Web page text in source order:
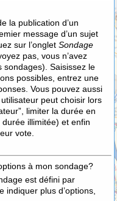
la publication d’un
message d’un sujet
sur l’onglet Sondage
pas, vous n’avez
sondages). Saisissez le
possibles, entrez une
Vous pouvez aussi
peut choisir lors
limiter la durée en
illimitée) et enfin
vote.
à mon sondage?
est défini par
indiquer plus d’options,